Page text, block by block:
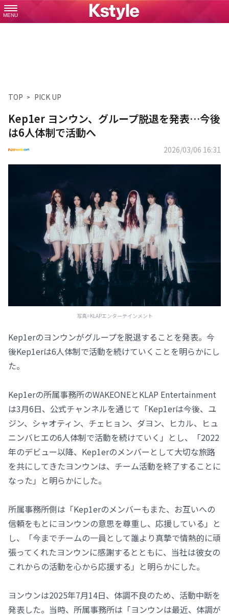
MENU
TOP PICK UP
Kep1er ヨンウン、グループ脱退を発表…今後
は6人体制で活動へ
2026/03/06 16:31
写真=KLAPエンターテインメント
Kep1erのヨンウンがグループを脱退することを発表。今
後Kep1erは6人体制で活動を続けていくことを明らかにし
た。
Kep1erの所属事務所のWAKEONEとKLAP Entertainment
は3月6日、公式チャンネルを通じて「Kep1erは今後、ユ
ジン、シャオティン、チェヒョン、ダヨン、ヒカル、ヒュ
ニンバヒエの6人体制で活動を続けていく」とし、「2022
年のデビュー以降、Kep1erのメンバーとして大切な旅路
を共にしてきたヨンウンは、チーム活動を終了することに
なった」と明らかにした。
所属事務所側は「Kep1erのメンバーもまた、お互いへの
信頼をもとにヨンウンの意思を尊重し、応援している」と
し、「今までチームの一員として誰より真摯で情熱的に頑
張ってくれたヨンウンに感謝するとともに、当社は彼女の
これからの活動を心から応援する」と明らかにした。
ヨンウンは2025年7月14日、体調不良のため、活動中断を
発表した。当時、所属事務所は「ヨンウンは最近、体調が